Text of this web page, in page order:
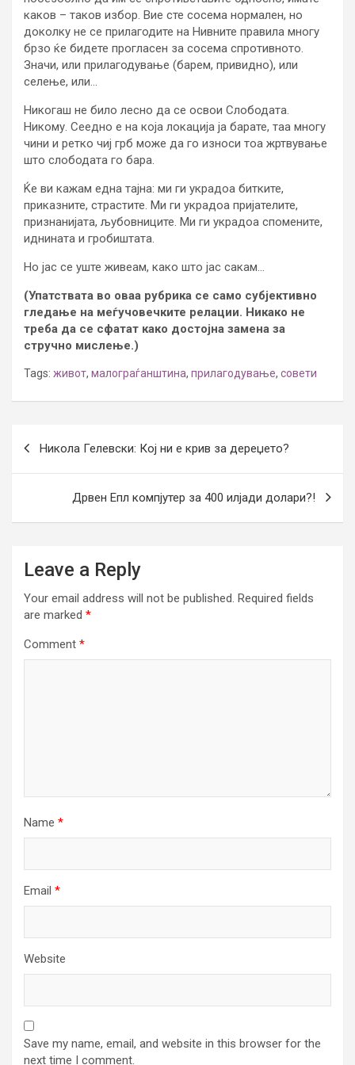
каков – таков избор. Вие сте сосема нормален, но
доколку не се прилагодите на Нивните правила многу
брзо ќе бидете прогласен за сосема спротивното.
Значи, или прилагодување (барем, привидно), или
селење, или…
Никогаш не било лесно да се освои Слободата.
Никому. Сеедно е на која локација ја барате, таа многу
чини и ретко чиј грб може да го износи тоа жртвување
што слободата го бара.
Ќе ви кажам една тајна: ми ги украдоа битките,
приказните, страстите. Ми ги украдоа пријателите,
признанијата, љубовниците. Ми ги украдоа спомените,
иднината и гробиштата.
Но јас се уште живеам, како што јас сакам…
(Упатствата во оваа рубрика се само субјективно
гледање на меѓучовечките релации. Никако не
треба да се сфатат како достојна замена за
стручно мислење.)
Tags: живот, малограѓанштина, прилагодување, совети
Никола Гелевски: Кој ни е крив за дереџето?
Дрвен Епл компјутер за 400 илјади долари?!
Leave a Reply
Your email address will not be published. Required fields
are marked *
Comment *
Name *
Email *
Website
Save my name, email, and website in this browser for the
next time I comment.